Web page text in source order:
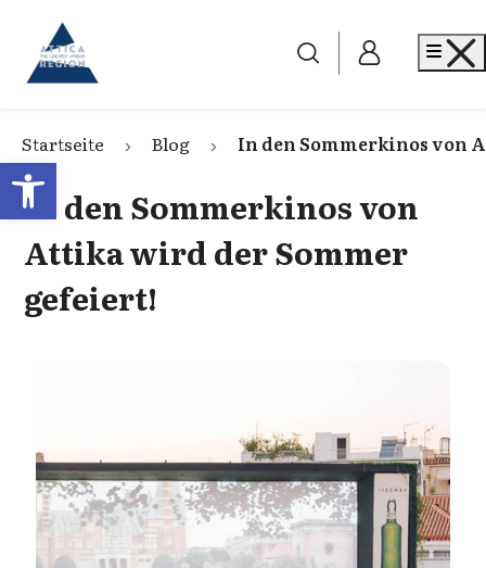
Open toolbar
Go to home
Startseite Blog In den Sommerkinos von
In den Sommerkinos von
Attika wird der Sommer
gefeiert!